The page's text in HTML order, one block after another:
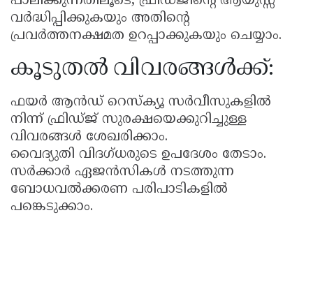
വർദ്ധിപ്പിക്കുകയും അതിന്റെ
പ്രവർത്തനക്ഷമത ഉറപ്പാക്കുകയും ചെയ്യാം.
കൂടുതൽ വിവരങ്ങൾക്ക്:
ഫയർ ആൻഡ് റെസ്ക്യൂ സർവീസുകളിൽ
നിന്ന് ഫ്രിഡ്ജ് സുരക്ഷയെക്കുറിച്ചുള്ള
വിവരങ്ങൾ ശേഖരിക്കാം.
വൈദ്യുതി വിദഗ്ധരുടെ ഉപദേശം തേടാം.
സർക്കാർ ഏജൻസികൾ നടത്തുന്ന
ബോധവൽക്കരണ പരിപാടികളിൽ
പങ്കെടുക്കാം.